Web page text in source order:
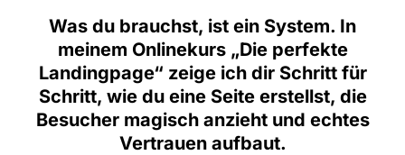
Was du brauchst, ist ein System. In
meinem Onlinekurs „Die perfekte
Landingpage“ zeige ich dir Schritt für
Schritt, wie du eine Seite erstellst, die
Besucher magisch anzieht und echtes
Vertrauen aufbaut.